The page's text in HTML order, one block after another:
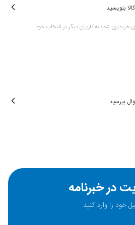
بنویسید
خریداری شده به کاربران دیگر در انتخاب خود
بپرسید
در خبرنامه